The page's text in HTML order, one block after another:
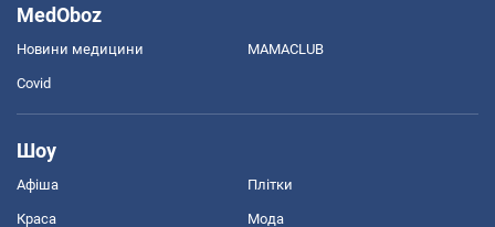
MedOboz
Новини медицини MAMACLUB
Covid
Шоу
Афіша Плітки
Краса Мода